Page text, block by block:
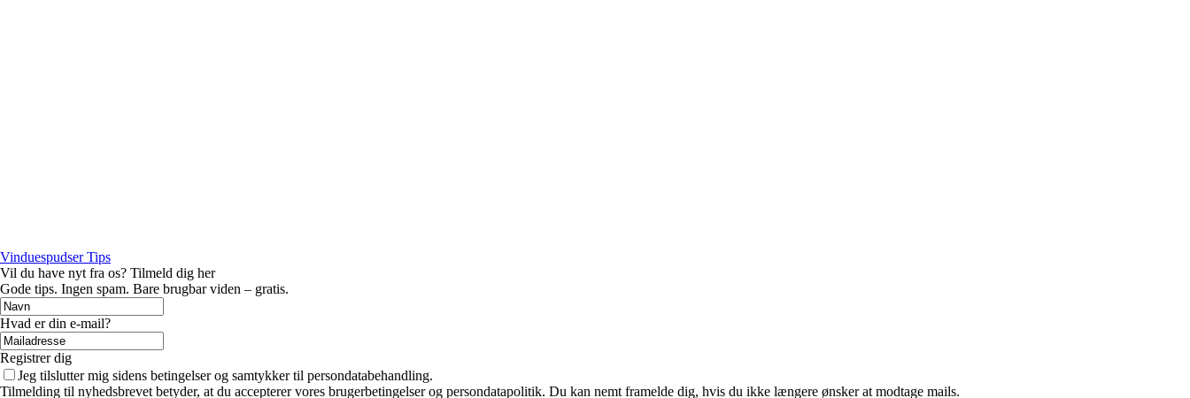
Vinduespudser Tips
Vil du have nyt fra os? Tilmeld dig her
Gode tips. Ingen spam. Bare brugbar viden – gratis.
Hvad er din e-mail?
Registrer dig
Jeg tilslutter mig sidens betingelser og samtykker til persondatabehandling.
Tilmelding til nyhedsbrevet betyder, at du accepterer vores brugerbetingelser og persondatapolitik. Du kan nemt framelde dig, hvis du ikke længere ønsker at modtage mails.